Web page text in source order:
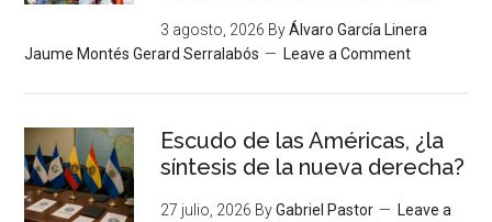
3 agosto, 2026 ByÁlvaro García Linera
Jaume Montés Gerard Serralabós
Leave a Comment
Escudo de las Américas, ¿la
síntesis de la nueva derecha?
27 julio, 2026 ByGabriel Pastor
Leave a